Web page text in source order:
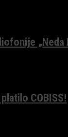
„Neda
COBISS!